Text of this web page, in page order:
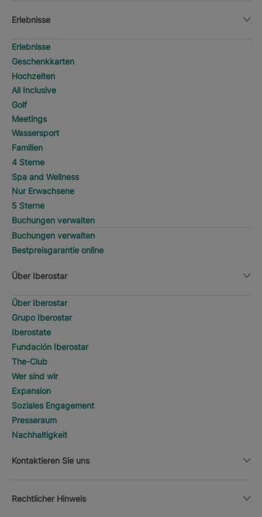
Erlebnisse
Erlebnisse
Geschenkkarten
Hochzeiten
All Inclusive
Golf
Meetings
Wassersport
Familien
4 Sterne
Spa and Wellness
Nur Erwachsene
5 Sterne
Buchungen verwalten
Buchungen verwalten
Bestpreisgarantie online
Über Iberostar
Über Iberostar
Grupo Iberostar
Iberostate
Fundación Iberostar
The-Club
Wer sind wir
Expansion
Soziales Engagement
Presseraum
Nachhaltigkeit
Kontaktieren Sie uns
Rechtlicher Hinweis